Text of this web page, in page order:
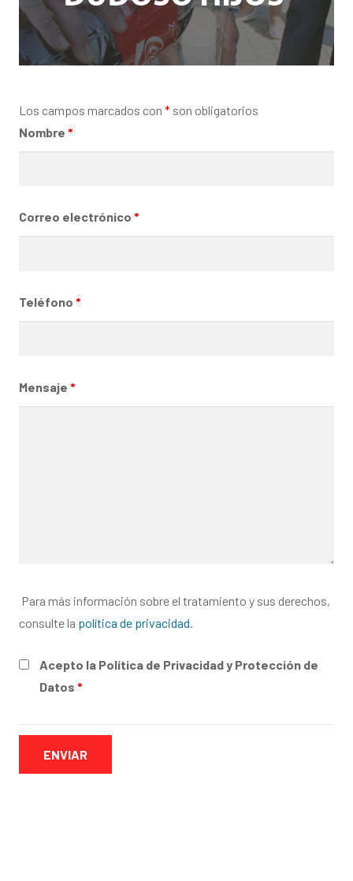
Los campos marcados con * son obligatorios
Nombre *
Correo electrónico *
Teléfono *
Mensaje *
Para más información sobre el tratamiento y sus derechos,
consulte la política de privacidad.
Acepto la Política de Privacidad y Protección de
Datos*